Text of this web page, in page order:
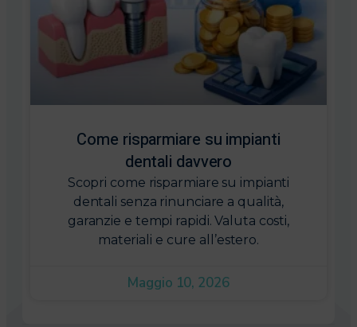
Come risparmiare su impianti
dentali davvero
Scopri come risparmiare su impianti
dentali senza rinunciare a qualità,
garanzie e tempi rapidi. Valuta costi,
materiali e cure all’estero.
Maggio 10, 2026